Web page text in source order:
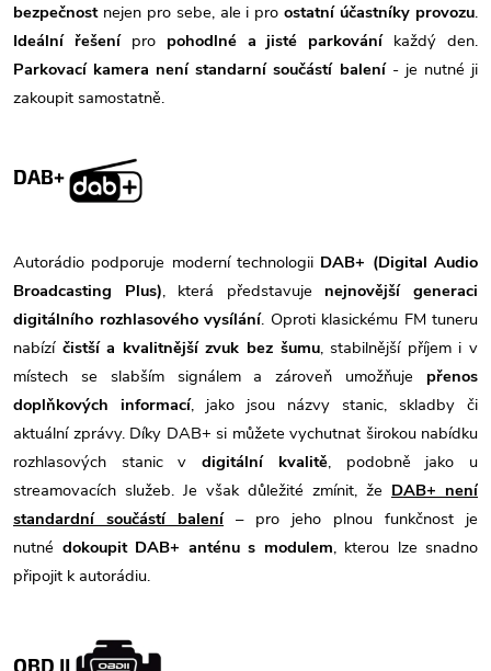
bezpečnostnejen pro sebe, ale i proostatní účastníky provozu.
Ideální řešenípro pohodlné a jisté parkováníkaždý den.
Parkovací kamera není standarní součástí balení- je nutné ji
zakoupit samostatně.
DAB+
Autorádio podporuje moderní technologii DAB+ (Digital Audio
Broadcasting Plus), která představuje
nejnovější generaci
digitálního rozhlasového vysílání. Oproti klasickému FM tuneru
nabízí čistší a kvalitnější zvuk bez šumu, stabilnější příjem i v
místech se slabším signálem a zároveň umožňuje
přenos
doplňkových informací, jako jsou názvy stanic, skladby či
aktuální zprávy. Díky DAB+ si můžete vychutnat širokou nabídku
rozhlasových stanic v
digitální kvalitě, podobně jako u
streamovacích služeb. Je však důležité zmínit, že DAB+ není
standardní součástí balení – pro jeho plnou funkčnost je
nutné dokoupit DAB+ anténu s modulem, kterou lze snadno
připojit k autorádiu.
OBD II